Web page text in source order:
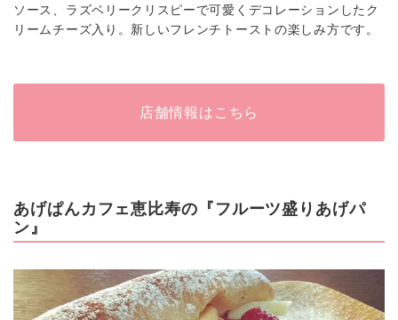
ソース、ラズベリークリスピーで可愛くデコレーションしたク
リームチーズ入り。新しいフレンチトーストの楽しみ方です。
店舗情報はこちら
あげぱんカフェ恵比寿の『フルーツ盛りあげパ
ン』